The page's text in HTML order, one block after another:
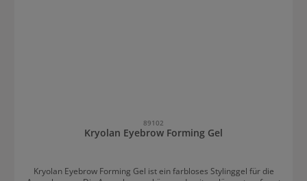
89102
Kryolan Eyebrow Forming Gel
Kryolan Eyebrow Forming Gel ist ein farbloses Stylinggel für die